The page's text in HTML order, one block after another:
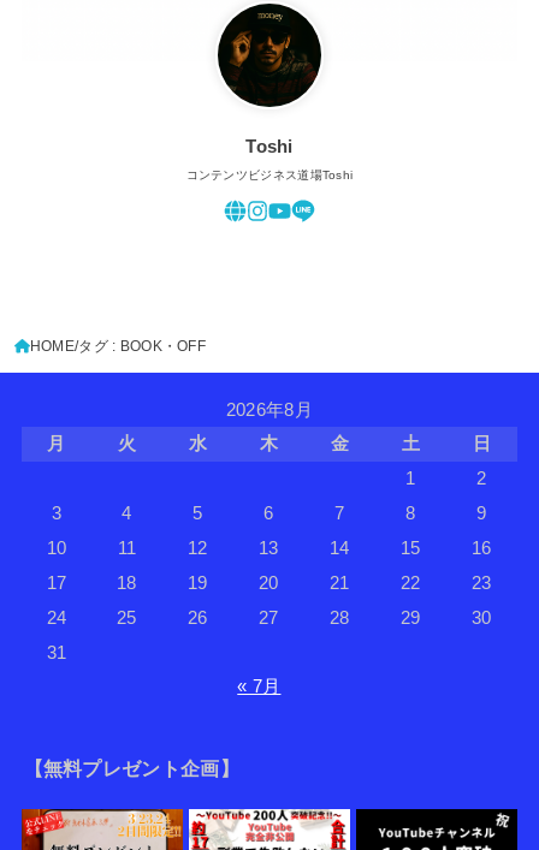
Toshi
コンテンツビジネス道場Toshi
HOME タグ : BOOK・OFF
2026年8月
月
火 水 木 金 土
日
1
2
3
4 5 6 7 8
9
10
11 12 13 14 15
16
17
18 19 20 21 22
23
24
25 26 27 28 29
30
31
« 7月
【無料プレゼント企画】